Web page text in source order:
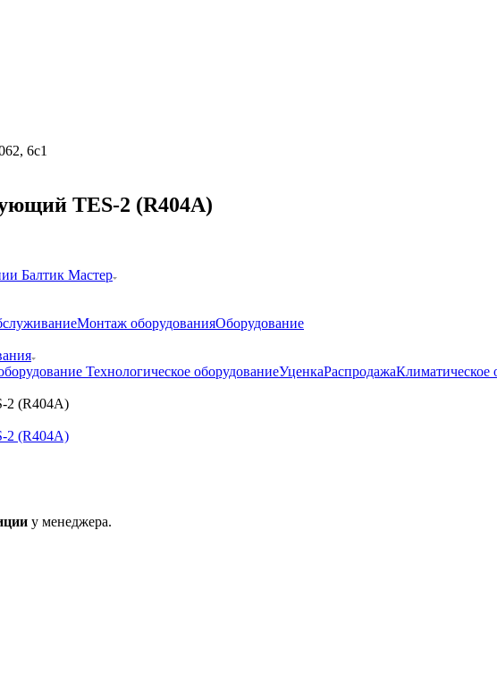
6с1
TES-2 (R404A)
Балтик Мастер
Монтаж оборудованияОборудование
Технологическое оборудованиеУценкаРаспродажаКлиматическое
2 (R404A)
у менеджера.